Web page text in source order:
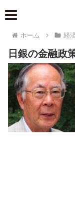
ホーム 経
日銀の金融政